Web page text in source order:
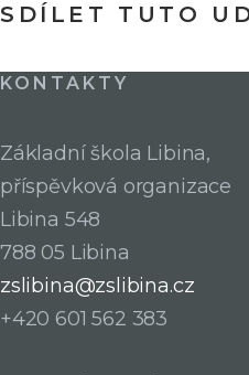
SDÍLET TUTO
KONTAKTY
Základní škola Libina,
příspěvková organizace
Libina 548
788 05 Libina
zslibina@zslibina.cz
+420 601 562 383